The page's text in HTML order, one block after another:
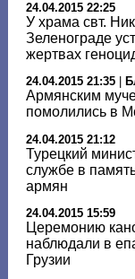
24.04.2015 22:25
У храма свт.
Зеленограде
жертвах
24.04.2015 21:35
Армянским
помолились в
24.04.2015 21:12
Турецкий
службе в
армян
24.04.2015 15:59
Церемонию
наблюдали в
Грузии